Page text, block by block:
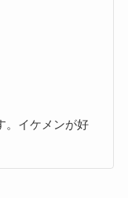
。イケメンが好